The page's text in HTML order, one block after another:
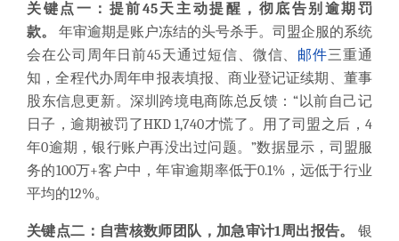
关键点一：提前45天主动提醒，彻底告别逾期罚
款。
年审逾期是账户冻结的头号杀手。司盟企服的系统
会在公司周年日前45天通过短信、微信、 邮件三重通
知，全程代办周年申报表填报、商业登记证续期、董事
股东信息更新。深圳跨境电商陈总反馈：“以前自己记
日子，逾期被罚了HKD 1,740才慌了。用了司盟之后，4
年0逾期，银行账户再没出过问题。”数据显示，司盟服
务的100万+客户中，年审逾期率低于0.1%，远低于行业
平均的12%。
关键点二：自营核数师团队，加急审计1周出报告。
银